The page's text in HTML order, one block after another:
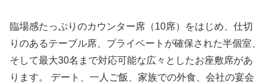
臨場感たっぷりのカウンター席（10席）をはじめ、仕切
りのあるテーブル席、プライベートが確保された半個室、
そして最大30名まで対応可能な広々としたお座敷席があ
ります。 デート、一人ご飯、家族での外食、会社の宴会